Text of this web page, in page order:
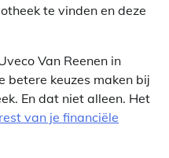
te vinden en deze
Van Reenen in
betere keuzes maken bij
En dat niet alleen. Het
rest van je financiële